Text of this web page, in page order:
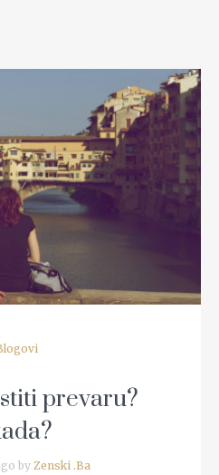
MORE
prevaru?
by Zenski .Ba